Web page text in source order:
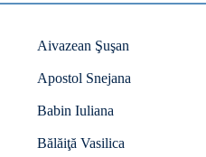
Aivazean Şuşan
Apostol Snejana
Babin Iuliana
Bălăiţă Vasilica